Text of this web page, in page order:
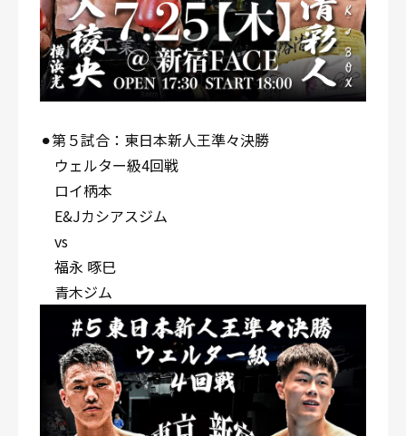
⚫︎第５試合：東日本新人王準々決勝
ウェルター級4回戦
ロイ柄本
E&Jカシアスジム
vs
福永 啄巳
青木ジム